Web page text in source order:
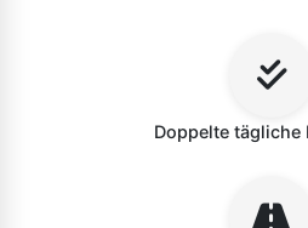
Doppelte tägliche